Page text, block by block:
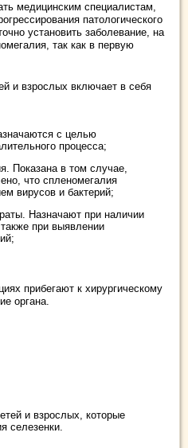
медицинским специалистам,
патологического
установить заболевание, на
так как в первую
и взрослых включает в себя
с целью
процесса;
Показана в том случае,
что спленомегалия
вирусов и бактерий;
Назначают при наличии
при выявлении
прибегают к хирургическому
органа.
и взрослых, которые
селезенки.